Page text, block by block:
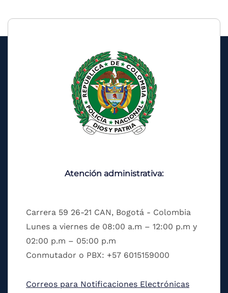
Atención administrativa:
Carrera 59 26-21 CAN, Bogotá - Colombia
Lunes a viernes de 08:00 a.m – 12:00 p.m y
02:00 p.m – 05:00 p.m
Conmutador o PBX: +57 6015159000
Correos para Notificaciones Electrónicas